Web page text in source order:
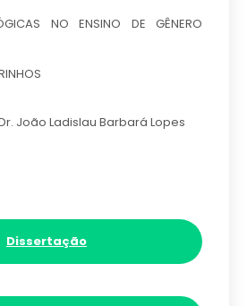
NO ENSINO DE GÊNERO
João Ladislau Barbará Lopes
Dissertação